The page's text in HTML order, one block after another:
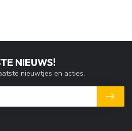
NIEUWS!
nieuwtjes en acties.